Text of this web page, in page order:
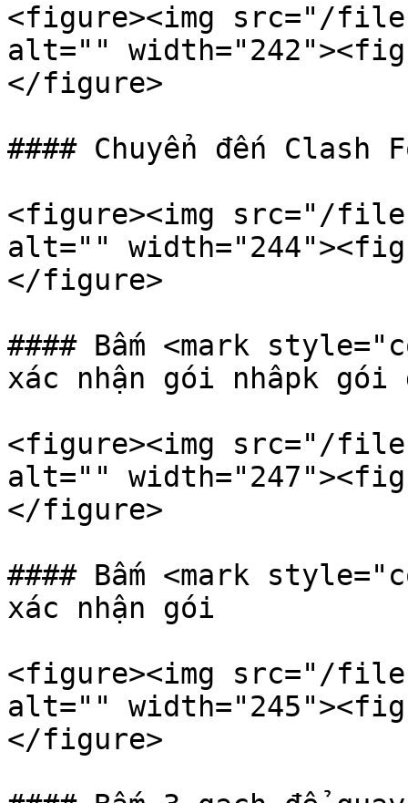
<figure><img src="/files/
alt=""
</figure>
#### Chuyển đến Clash
<figure><img src="/files/
alt=""
</figure>
#### Bấm <mark
xác nhận gói nhâpk gói
<figure><img src="/files/
alt=""
</figure>
#### Bấm <mark
xác nhận gói
<figure><img src="/files/
alt=""
</figure>